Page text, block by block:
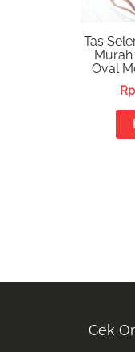
Tas
Oval
Cek